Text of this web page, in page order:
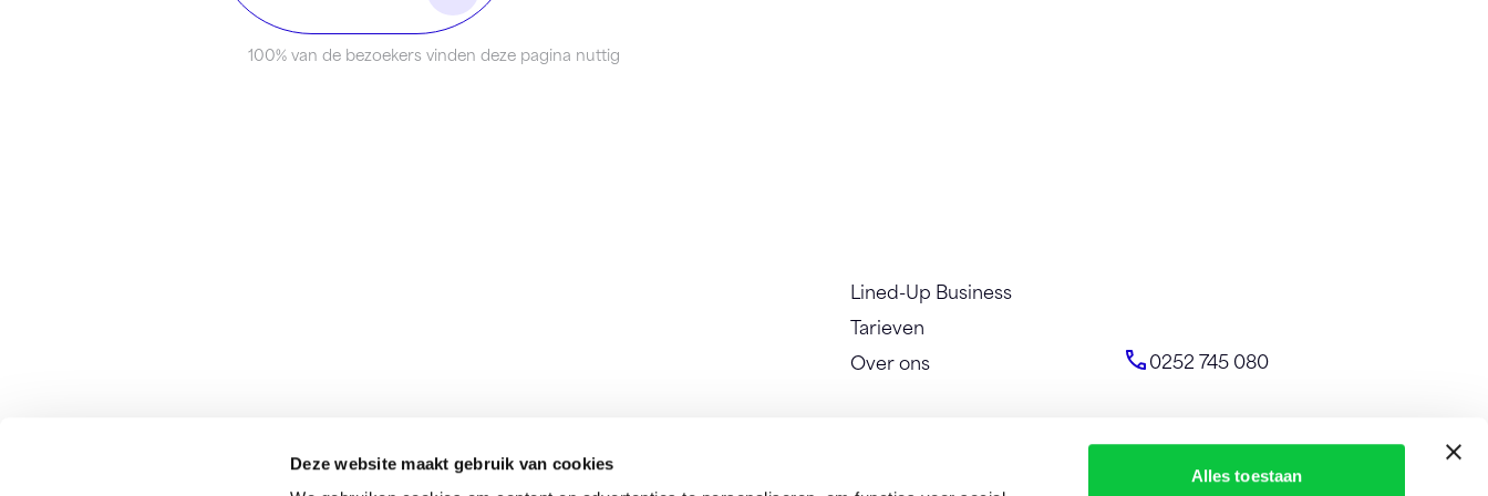
Deze website maakt gebruik van cookies
Alles toestaan
100% van de bezoekers vinden deze pagina nuttig
Lined-Up Business
Tarieven
Over ons
0252 745 080